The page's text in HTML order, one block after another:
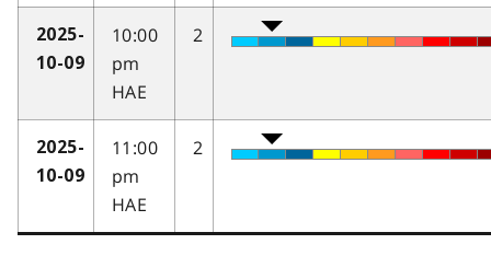
2025-
10-09
10:00
pm
HAE
2
2025-
10-09
11:00
pm
HAE
2